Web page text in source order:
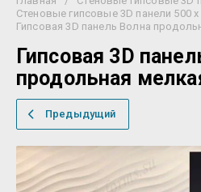
Стеновые гипсовые 3D панели 500 x
Гипсовая 3D панель Волна
Гипсовая 3D
продольная
Предыдущий